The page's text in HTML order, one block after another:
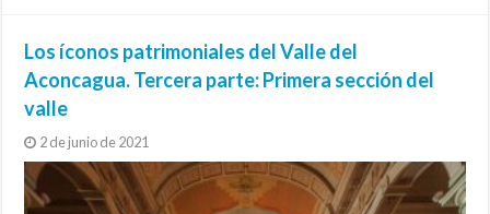
Los íconos patrimoniales del Valle del
Aconcagua. Tercera parte: Primera sección del
valle
2 de junio de 2021